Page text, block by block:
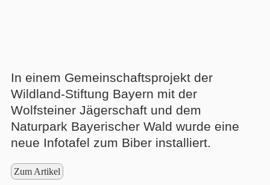
In einem Gemeinschaftsprojekt der
Wildland-Stiftung Bayern mit der
Wolfsteiner Jägerschaft und dem
Naturpark Bayerischer Wald wurde eine
neue Infotafel zum Biber installiert.
Zum Artikel